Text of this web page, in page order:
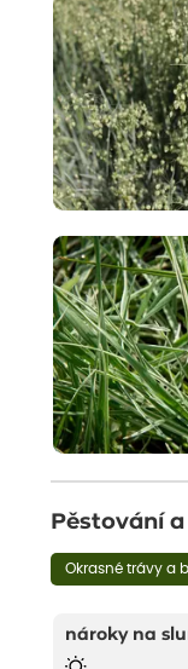
Pěstování
Okrasné trávy a
nároky na